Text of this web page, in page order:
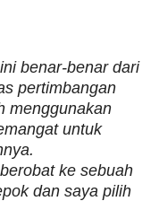
benar-benar dari
pertimbangan
menggunakan
untuk
ke sebuah
dan saya pilih